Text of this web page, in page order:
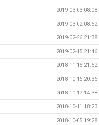
2019-03-03 08:08
2019-03-02 08:52
2019-02-26 21:38
2019-02-15 21:46
2018-11-15 21:52
2018-10-16 20:36
2018-10-12 14:38
2018-10-11 18:23
2018-10-05 19:28